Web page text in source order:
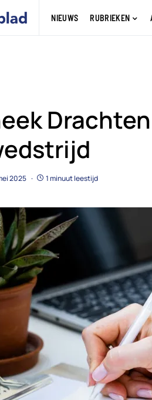
NIEUWS RUBRIEKEN
2025 1 minuut leestijd